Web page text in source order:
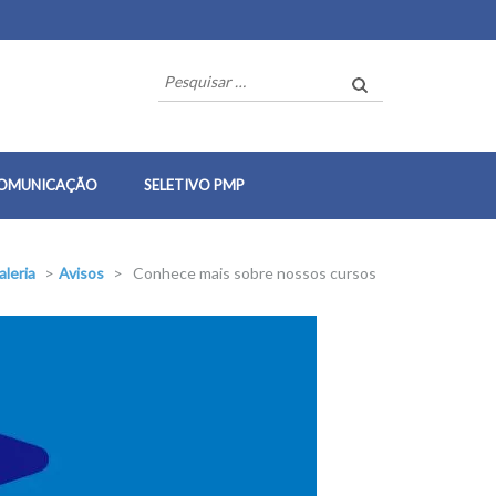
Pesquisar
por:
SELETIVO PMP
> Avisos > Conhece mais sobre nossos cursos